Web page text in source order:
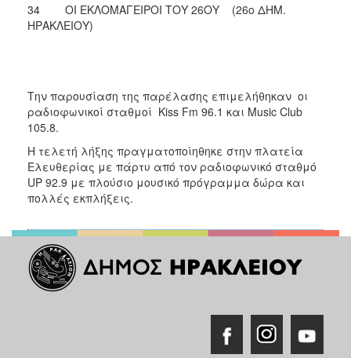
34 ΟΙ ΕΚΛΟΜΑΓΕΙΡΟΙ ΤΟΥ 26ΟΥ (26ο ΔΗΜ.
ΗΡΑΚΛΕΙΟΥ)
Την παρουσίαση της παρέλασης επιμελήθηκαν οι
ραδιοφωνικοί σταθμοί Kiss Fm 96.1 και Music Club
105.8.
Η τελετή λήξης πραγματοποίηθηκε στην πλατεία
Ελευθερίας με πάρτυ από τον ραδιοφωνικό σταθμό
UP 92.9 με πλούσιο μουσικό πρόγραμμα δώρα και
πολλές εκπλήξεις.